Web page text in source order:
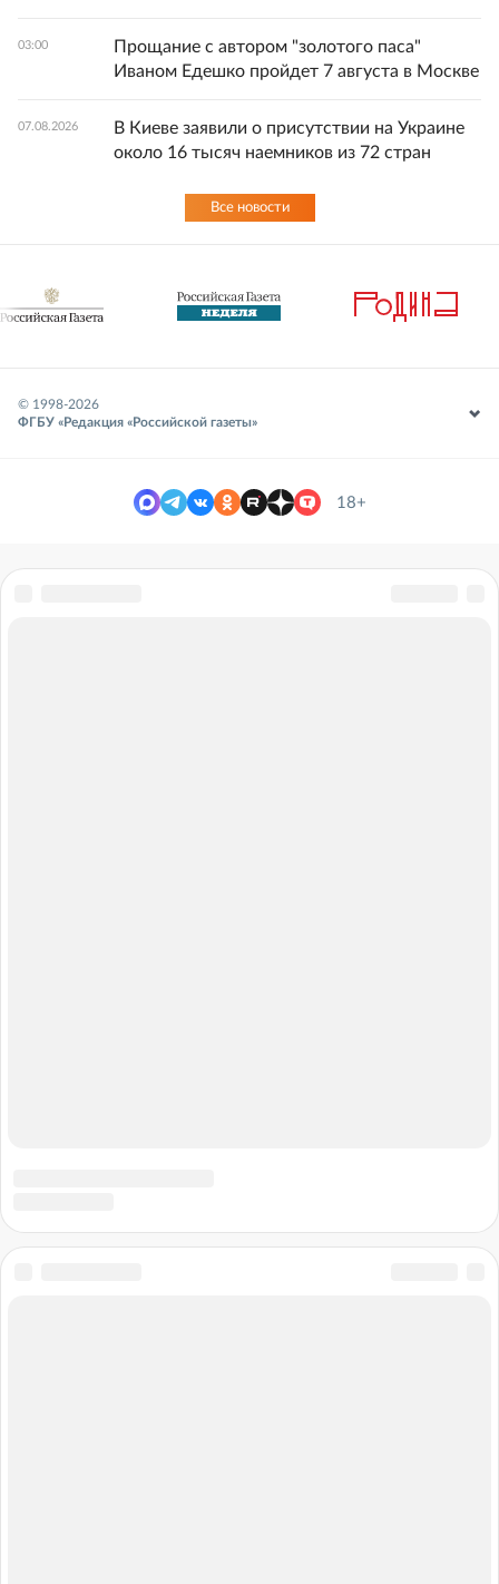
03:00
Прощание с автором "золотого паса"
Иваном Едешко пройдет 7 августа в Москве
07.08.2026
В Киеве заявили о присутствии на Украине
около 16 тысяч наемников из 72 стран
Все новости
© 1998-2026
ФГБУ «Редакция «Российской газеты»
18+